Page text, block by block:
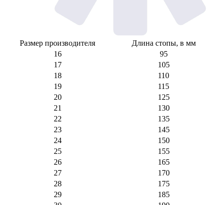
Размер производителя
Длина стопы, в мм
16
95
17
105
18
110
19
115
20
125
21
130
22
135
23
145
24
150
25
155
26
165
27
170
28
175
29
185